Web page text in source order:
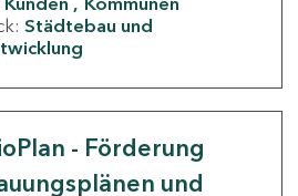
Städtebau und
- Förderung
und